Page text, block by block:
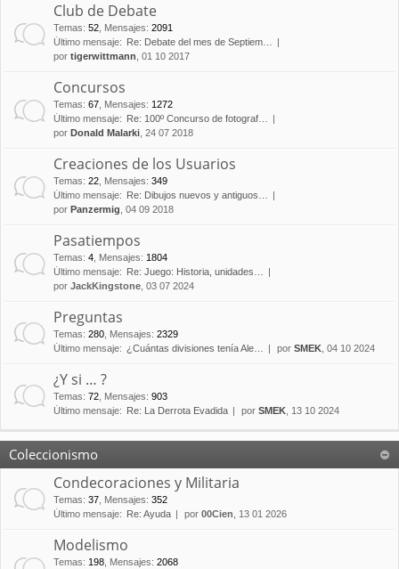
Club de Debate
Temas: 52 Mensajes: 2091
Último mensaje:
Re: Debate del mes de Septiem…
por tigerwittmann , 01 10 2017
Concursos
Temas: 67 Mensajes: 1272
Último mensaje:
Re: 100º Concurso de fotograf…
por Donald Malarki , 24 07 2018
Creaciones de los Usuarios
Temas: 22 Mensajes: 349
Último mensaje:
Re: Dibujos nuevos y antiguos…
por Panzermig , 04 09 2018
Pasatiempos
Temas: 4 Mensajes: 1804
Último mensaje:
Re: Juego: Historia, unidades…
por JackKingstone , 03 07 2024
Preguntas
Temas: 280 Mensajes: 2329
Último mensaje: ¿Cuántas divisiones tenía Ale… por SMEK , 04 10 2024
¿Y si … ?
Temas: 72 Mensajes: 903
Último mensaje:
Re: La Derrota Evadida por SMEK , 13 10 2024
Coleccionismo
Condecoraciones y Militaria
Temas: 37 Mensajes: 352
Último mensaje:
Re: Ayuda por 00Cien , 13 01 2026
Modelismo
Temas: 198 Mensajes: 2068